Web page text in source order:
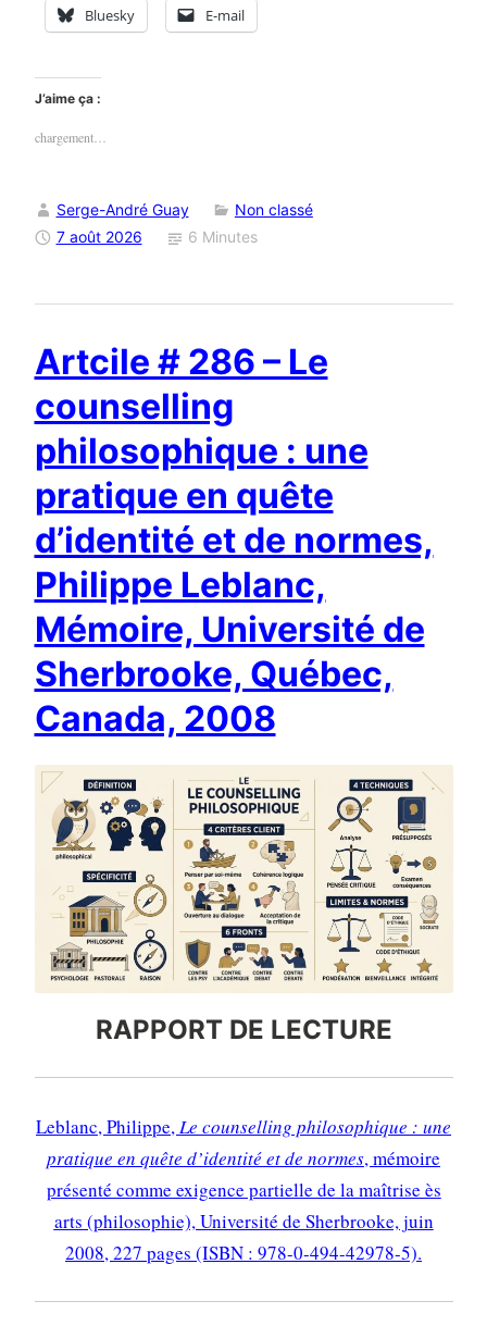
Bluesky E-mail
J’aime ça :
chargement…
Serge-André Guay
Non classé
7 août 2026
6 Minutes
Artcile # 286 – Le
counselling
philosophique : une
pratique en quête
d’identité et de normes,
Philippe Leblanc,
Mémoire, Université de
Sherbrooke, Québec,
Canada, 2008
RAPPORT DE LECTURE
Leblanc, Philippe,Le counselling philosophique : une
pratique en quête d’identité et de normes, mémoire
présenté comme exigence partielle de la maîtrise ès
arts (philosophie), Université de Sherbrooke, juin
2008, 227 pages (ISBN : 978-0-494-42978-5).